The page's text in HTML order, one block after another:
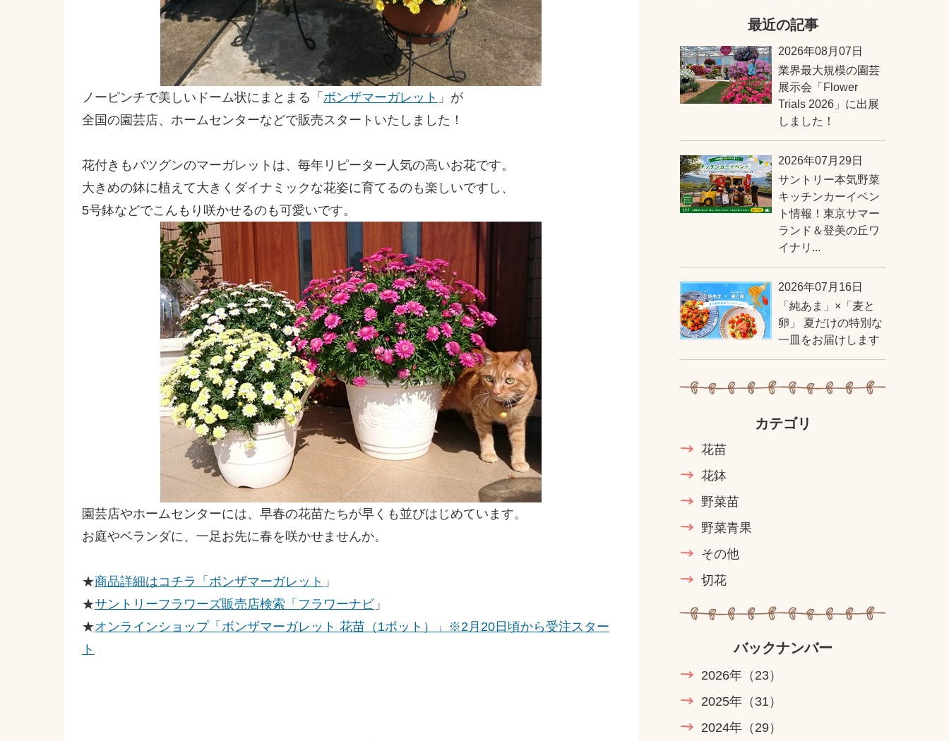
ノーピンチで美しいドーム状にまとまる「 ボンザマーガレット 」が
全国の園芸店、ホームセンターなどで販売スタートいたしました！
花付きもバツグンのマーガレットは、毎年リピーター人気の高いお花です。
大きめの鉢に植えて大きくダイナミックな花姿に育てるのも楽しいですし、
5号鉢などでこんもり咲かせるのも可愛いです。
園芸店やホームセンターには、早春の花苗たちが早くも並びはじめています。
お庭やベランダに、一足お先に春を咲かせませんか。
★商品詳細はコチラ「ボンザマーガレット 」
★サントリーフラワーズ販売店検索「フラワーナビ 」
★オンラインショップ「 ボンザマーガレット 花苗（1ポット）」※2月20日頃から受注スター
ト
最近の記事
2026年08月07日
業界最大規模の園芸
展示会「Flower
Trials 2026」に出展
しました！
2026年07月29日
サントリー本気野菜
キッチンカーイベン
ト情報！東京サマー
ランド＆登美の丘ワ
イナリ...
2026年07月16日
「純あま」×「麦と
卵」 夏だけの特別な
一皿をお届けします
カテゴリ
花苗
花鉢
野菜苗
野菜青果
その他
切花
バックナンバー
2026年 （23）
2025年 （31）
2024年 （29）